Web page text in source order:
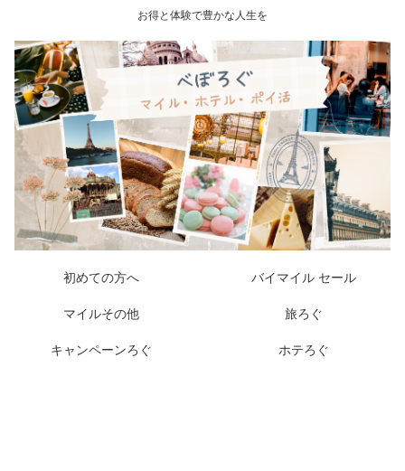
お得と体験で豊かな人生を
初めての方へ バイマイル セール
マイルその他 旅ろぐ
キャンペーンろぐ ホテろぐ